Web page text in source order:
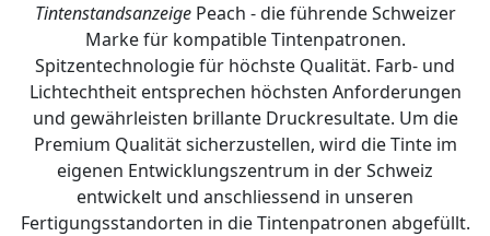
TintenstandsanzeigePeach - die führende Schweizer
Marke für kompatible Tintenpatronen.
Spitzentechnologie für höchste Qualität. Farb- und
Lichtechtheit entsprechen höchsten Anforderungen
und gewährleisten brillante Druckresultate. Um die
Premium Qualität sicherzustellen, wird die Tinte im
eigenen Entwicklungszentrum in der Schweiz
entwickelt und anschliessend in unseren
Fertigungsstandorten in die Tintenpatronen abgefüllt.